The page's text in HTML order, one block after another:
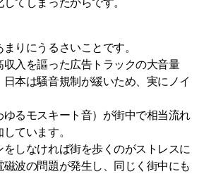
てしまったからです。
りにうるさいことです。
入を謳った広告トラックの大音量
本は騒音規制が緩いため、実にノイ
るモスキート音）が街中で相当流れ
ています。
しなければ街を歩くのがストレスに
波の問題が発生し、同じく街中にも